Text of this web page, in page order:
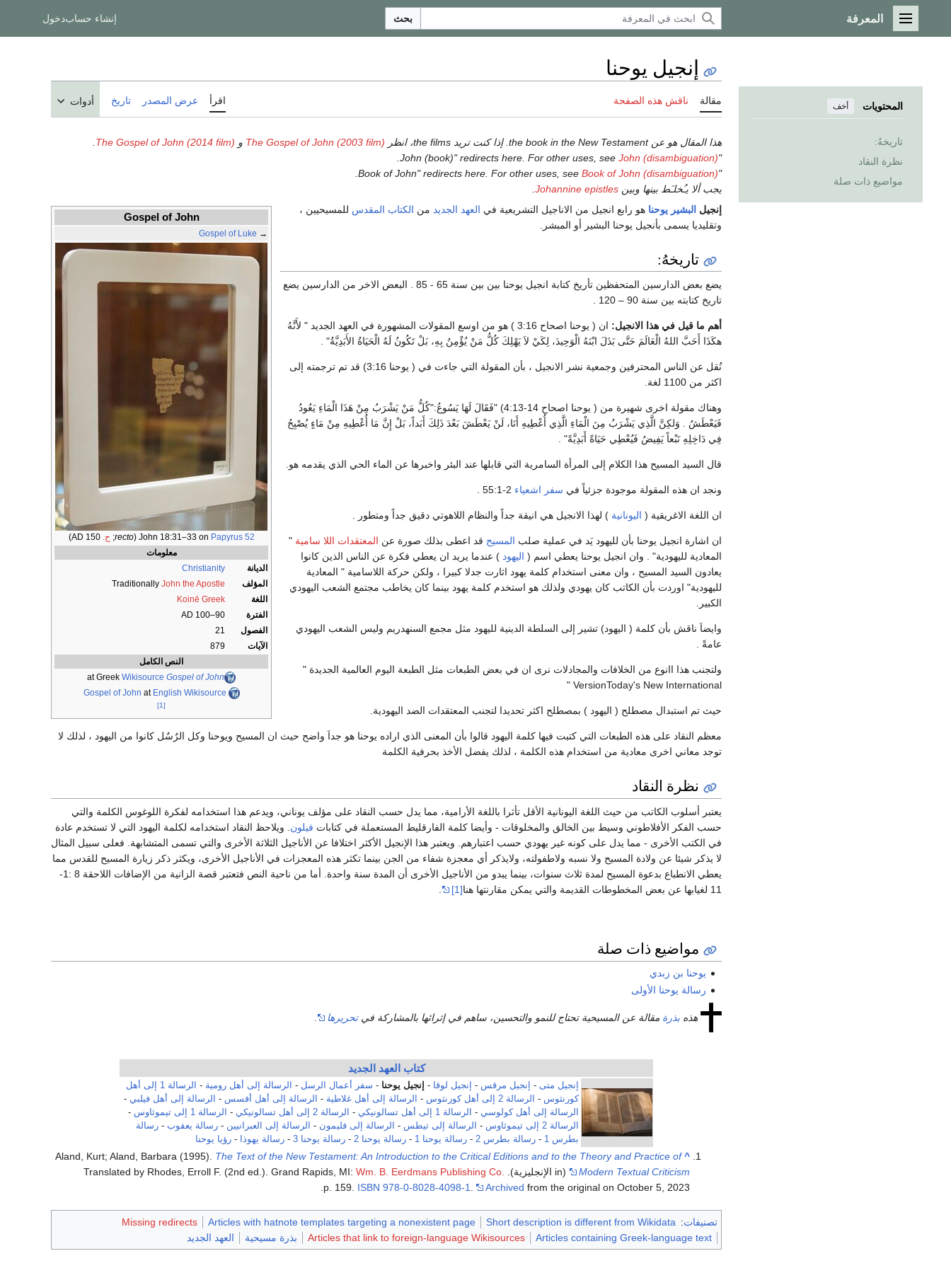
القائمة الرئيسية
المعرفة بحث إنشاء حسابدخول
المحتويات أخف
تاريخهُ:
نظرة النقاد
مواضيع ذات صلة
إنجيل يوحنا
مقالة ناقش هذه الصفحة اقرأ عرض المصدر تاريخ أدوات
هذا المقال هو عن the book in the New Testament. إذا كنت تريد the films، انظر The Gospel of John (2003 film) و The Gospel of John (2014 film)
"John (book)" redirects here. For other uses, see
John (disambiguation)
"Book of John" redirects here. For other uses, see
Book of John (disambiguation)
يجب ألا يـُخلـَط بينها وبين Johannine epistles
Gospel of John
→
Gospel of Luke
John 18:31–33 on Papyrus 52
(
recto
; ح. AD 150)
معلومات
الديانة
Christianity
المؤلف
Traditionally John the Apostle
اللغة
Koinē Greek
الفترة
90–100 AD
الفصول
21
الآيات
879
النص الكامل
Gospel of John
Wikisource
Gospel of John at English Wikisource
[1]
إنجيل البشير يوحنا هو رابع انجيل من الاناجيل التشريعية في العهد الجديد من الكتاب المقدس للمسيحيين ،
وتقليديا يسمى بأنجيل يوحنا البشير أو المبشر.
تاريخهُ:
يضع بعض الدارسين المتحفظين تأريخ كتابة انجيل يوحنا بين بين سنة 65 - 85 . البعض الاخر من الدارسين يضع
تاريخ كتابته بين سنة 90 – 120 .
أهم ما قيل في هذا الانجيل:
ان ( يوحنا اصحاح 3:16 ) هو من اوسع المقولات المشهورة في العهد الجديد " لأَنَّهُ
هكَذَا أَحَبَّ اللهُ الْعَالَمَ حَتَّى بَذَلَ ابْنَهُ الْوَحِيدَ، لِكَيْ لاَ يَهْلِكَ كُلُّ مَنْ يُؤْمِنُ بِهِ، بَلْ تَكُونُ لَهُ الْحَيَاةُ الأَبَدِيَّةُ" .
نُقل عن الناس المحترفين وجمعية نشر الانجيل ، بأن المقولة التي جاءت في ( يوحنا 3:16) قد تم ترجمته إلى
اكثر من 1100 لغة.
وهناك مقولة اخرى شهيرة من ( يوحنا اصحاح 14-4:13) "فَقَالَ لَهَا يَسُوعُ:"كُلُّ مَنْ يَشْرَبُ مِنْ هَذَا الْمَاءِ يَعُودُ
فَيَعْطَشُ . وَلكِنَّ الَّذِي يَشْرَبُ مِنَ الْمَاءِ الَّذِي أُعْطِيهِ أَنَا، لَنْ يَعْطَشَ بَعْدَ ذَلِكَ أَبَداً، بَلْ إِنَّ مَا أُعْطِيهِ مِنْ مَاءٍ يُصْبِحُ
فِي دَاخِلِهِ نَبْعاً يَفِيضُ فَيُعْطِي حَيَاةً أَبَدِيَّةً" .
قال السيد المسيح هذا الكلام إلى المرأة السامرية التي قابلها عند البئر واخبرها عن الماء الحي الذي يقدمه هو.
ونجد ان هذه المقولة موجودة جزئياً في سفر اشعياء
ان اللغة الاغريقية ( اليونانية ) لهذا الانجيل هي انيقة جداً والنظام اللاهوتي دقيق جداً ومتطور .
ان اشارة انجيل يوحنا بأن لليهود يَد في عملية صلب المسيح قد اعطى بذلك صورة عن المعتقدات اللا سامية "
المعادية لليهودية" . وان انجيل يوحنا يعطي اسم ( اليهود ) عندما يريد ان يعطي فكرة عن الناس الذين كانوا
يعادون السيد المسيح ، وان معنى استخدام كلمة يهود اثارت جدلا كبيرا ، ولكن حركة اللاسامية " المعادية
لليهودية" اوردت بأن الكاتب كان يهودي ولذلك هو استخدم كلمة يهود بينما كان يخاطب مجتمع الشعب اليهودي
الكبير.
وايضاَ ناقش بأن كلمة ( اليهود) تشير إلى السلطة الدينية لليهود مثل مجمع السنهدريم وليس الشعب اليهودي
عامةً .
ولتجنب هذا اانوع من الخلافات والمجادلات نرى ان في بعض الطبعات مثل الطبعة اليوم العالمية الجديدة "
VersionToday's New International "
حيث تم استبدال مصطلح ( اليهود ) بمصطلح اكثر تحديدا لتجنب المعتقدات الضد اليهودية.
معظم النقاد على هذه الطبعات التي كتبت فيها كلمة اليهود قالوا بأن المعنى الذي اراده يوحنا هو جداَ واضح حيث ان المسيح ويوحنا وكل الرٌسٌل كانوا من اليهود ، لذلك لا
توجد معاني اخرى معادية من استخدام هذه الكلمة ، لذلك يفضل الأخذ بحرفية الكلمة
نظرة النقاد
يعتبر أسلوب الكاتب من حيث اللغة اليونانية الأقل تأثرا باللغة الأرامية، مما يدل حسب النقاد على مؤلف يوناني، ويدعم هذا استخدامه لفكرة اللوغوس الكلمة والتي
حسب الفكر الأفلاطوني وسيط بين الخالق والمخلوقات - وأيضا كلمة الفارقليط المستعملة في كتابات فيلون . ويلاحظ النقاد استخدامه لكلمة اليهود التي لا تستخدم عادة
في الكتب الأخرى - مما يدل على كونه غير يهودي حسب اعتبارهم. ويعتبر هذا الإنجيل الأكثر اختلافا عن الأناجيل الثلاثة الأخرى والتي تسمى المتشابهة. فعلى سبيل المثال
لا يذكر شيئا عن ولادة المسيح ولا نسبه ولاطفولته، ولايذكر أي معجزة شفاء من الجن بينما تكثر هذه المعجزات في الأناجيل الأخرى، ويكثر ذكر زيارة المسيح للقدس مما
يعطي الانطباع بدعوة المسيح لمدة ثلاث سنوات، بينما يبدو من الأناجيل الأخرى أن المدة سنة واحدة. أما من ناحية النص فتعتبر قصة الزانية من الإضافات اللاحقة 8 :1-
11 لغيابها عن بعض المخطوطات القديمة والتي يمكن مقارنتها هنا
[1]
مواضيع ذات صلة
يوحنا بن زبدي
رسالة يوحنا الأولى
هذه بذرة مقالة عن المسيحية تحتاج للنمو والتحسين، ساهم في إثرائها بالمشاركة فيتحريرها
كتاب العهد الجديد
إنجيل متى - إنجيل مرقس - إنجيل لوقا - إنجيل يوحنا - سفر أعمال الرسل - الرسالة إلى أهل رومية -
الرسالة 1 إلى أهل
كورنثوس - الرسالة 2 إلى أهل كورنثوس - الرسالة إلى أهل غلاطية - الرسالة إلى أهل أفسس - الرسالة إلى أهل فيلبي -
الرسالة إلى أهل كولوسي - الرسالة 1 إلى أهل تسالونيكي - الرسالة 2 إلى أهل تسالونيكي - الرسالة 1 إلى تيموثاوس
-
الرسالة 2 إلى تيموثاوس
- الرسالة إلى تيطس - الرسالة إلى فليمون - الرسالة إلى العبرانيين - رسالة يعقوب - رسالة
بطرس 1
- رسالة بطرس 2 - رسالة يوحنا 1 - رسالة يوحنا 2 - رسالة يوحنا 3 - رسالة يهوذا - رؤيا يوحنا
^
Aland, Kurt; Aland, Barbara (1995). The Text of the New Testament: An Introduction to the Critical Editions and to the Theory and Practice of
Modern Textual Criticism
(in الإنجليزية). Translated by Rhodes, Erroll F. (2nd ed.). Grand Rapids, MI:
Wm. B. Eerdmans Publishing Co.
p. 159. ISBN 978-0-8028-4098-1 Archived from the original on October 5, 2023.
تصنيفات:
Short description is different from Wikidata
Articles with hatnote templates targeting a nonexistent page
Missing redirects
Articles containing Greek-language text
Articles that link to foreign-language Wikisources بذرة مسيحية العهد الجديد